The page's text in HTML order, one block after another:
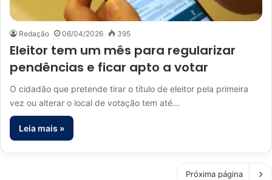
Redação 06/04/2026 395
Eleitor tem um mês para regularizar
pendências e ficar apto a votar
O cidadão que pretende tirar o título de eleitor pela primeira
vez ou alterar o local de votação tem até…
Leia mais »
Próxima página